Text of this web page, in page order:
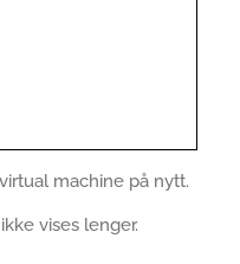
machine på nytt.
vises lenger.